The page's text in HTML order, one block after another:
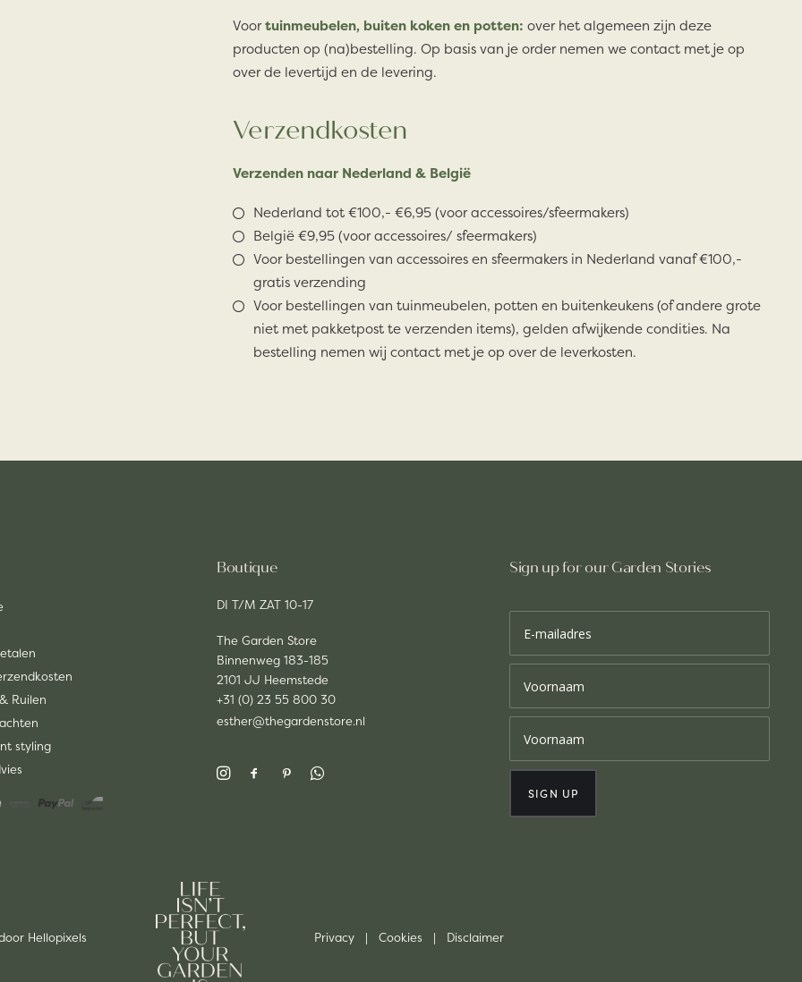
Voortuinmeubelen, buiten koken en potten: over het algemeen zijn deze
producten op (na)bestelling. Op basis van je order nemen we contact met je op
over de levertijd en de levering.
Verzendkosten
Verzenden naar Nederland & België
Nederland tot €100,- €6,95 (voor accessoires/sfeermakers)
België €9,95 (voor accessoires/ sfeermakers)
Voor bestellingen van accessoires en sfeermakers in Nederland vanaf €100,-
gratis verzending
Voor bestellingen van tuinmeubelen, potten en buitenkeukens (of andere grote
niet met pakketpost te verzenden items), gelden afwijkende condities. Na
bestelling nemen wij contact met je op over de leverkosten.
Ruilen
styling
Boutique
DI T/M ZAT 10-17
The Garden Store
Binnenweg 183-185
2101 JJ Heemstede
+31 (0) 23 55 800 30
esther@thegardenstore.nl
Sign up for our Garden Stories
Hellopixels Privacy | Cookies | Disclaimer